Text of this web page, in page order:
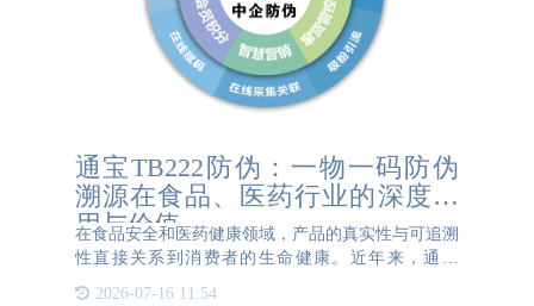
通宝TB222防伪：一物一码防伪
溯源在食品、医药行业的深度应
用与价值
在食品安全和医药健康领域，产品的真实性与可追溯
性直接关系到消费者的生命健康。近年来，通宝
2026-07-16 11:54